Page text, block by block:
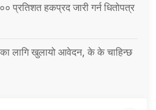
प्रतिशत हकप्रद जारी गर्न धितोपत्र
लागि खुलायो आवेदन, के के चाहिन्छ